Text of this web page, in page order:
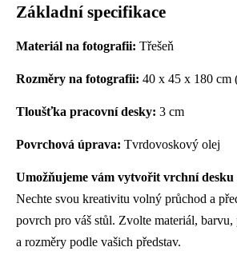
Základní specifikace
Materiál na fotografii: Třešeň
Rozměry na fotografii: 40 x 45 x 180 cm
Tloušťka pracovní desky: 3 cm
Povrchová úprava: Tvrdovoskový olej
Umožňujeme vám vytvořit vrchní
Nechte svou kreativitu volný průchod a
povrch pro váš stůl. Zvolte materiál,
a rozměry podle vašich představ.